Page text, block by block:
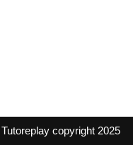
Tutoreplay copyright 2025